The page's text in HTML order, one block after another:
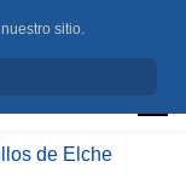
de Elche
sitio.